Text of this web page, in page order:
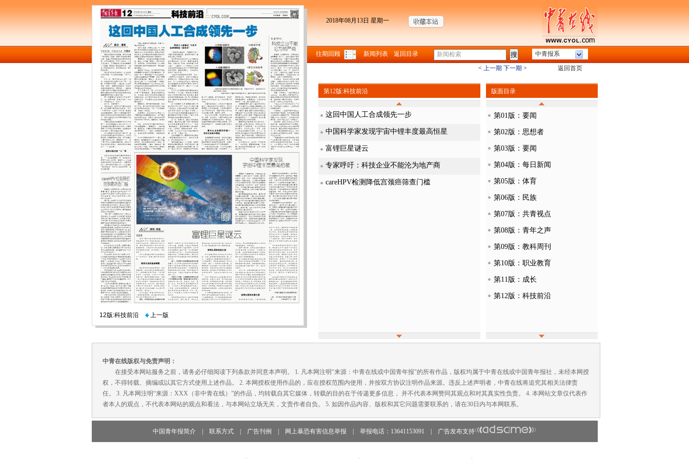
12版:科技前沿 上一版
2018年08月13日 星期一
往期回顾 新闻列表 返回目录
中青报系
< 上一期 下一期 > 返回首页
第12版:科技前沿
这回中国人工合成领先一步
中国科学家发现宇宙中锂丰度最高恒星
富锂巨星谜云
专家呼吁：科技企业不能沦为地产商
careHPV检测降低宫颈癌筛查门槛
版面目录
第01版：要闻
第02版：思想者
第03版：要闻
第04版：每日新闻
第05版：体育
第06版：民族
第07版：共青视点
第08版：青年之声
第09版：教科周刊
第10版：职业教育
第11版：成长
第12版：科技前沿
中青在线版权与免责声明：
在接受本网站服务之前，请务必仔细阅读下列条款并同意本声明。 1. 凡本网注明"来源：中青在线或中国青年报"的所有作品，版权均属于中青在线或中国青年报社，未经本网授
权，不得转载、摘编或以其它方式使用上述作品。 2. 本网授权使用作品的，应在授权范围内使用，并按双方协议注明作品来源。违反上述声明者，中青在线将追究其相关法律责
任。 3. 凡本网注明“来源：XXX（非中青在线）”的作品，均转载自其它媒体，转载的目的在于传递更多信息， 并不代表本网赞同其观点和对其真实性负责。 4. 本网站文章仅代表作
者本人的观点，不代表本网站的观点和看法，与本网站立场无关，文责作者自负。 5. 如因作品内容、版权和其它问题需要联系的，请在30日内与本网联系。
中国青年报简介 联系方式 广告刊例 网上暴恐有害信息举报 举报电话：13641153091 广告发布支持